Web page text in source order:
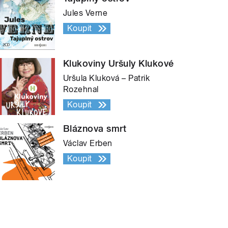
Jules Verne
Koupit
Klukoviny Uršuly Klukové
Uršula Kluková – Patrik
Rozehnal
Koupit
Bláznova smrt
Václav Erben
Koupit